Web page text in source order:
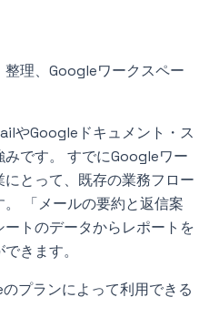
整理、Googleワークスペー
やGoogleドキュメント・ス
です。 すでにGoogleワー
とって、既存の業務フロー
「メールの要約と返信案
トのデータからレポートを
きます。
プランによって利用できる